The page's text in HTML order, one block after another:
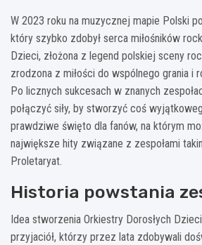
W 2023 roku na muzycznej mapie Polski
który szybko zdobył serca miłośników
Dzieci, złożona z legend polskiej sceny
zrodzona z miłości do wspólnego grania i
Po licznych sukcesach w znanych
połączyć siły, by stworzyć coś
prawdziwe święto dla fanów, na którym
największe hity związane z zespołami
Proletaryat.
Historia powstania
Idea stworzenia Orkiestry Dorosłych
przyjaciół, którzy przez lata zdobywali